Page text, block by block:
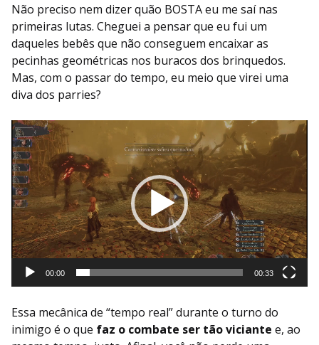
Não preciso nem dizer quão BOSTA eu me saí nas
primeiras lutas. Cheguei a pensar que eu fui um
daqueles bebês que não conseguem encaixar as
pecinhas geométricas nos buracos dos brinquedos.
Mas, com o passar do tempo, eu meio que virei uma
diva dos parries?
Tocador
de
vídeo
00:00 00:33
Essa mecânica de “tempo real” durante o turno do
inimigo é o que faz o combate ser tão viciante e, ao